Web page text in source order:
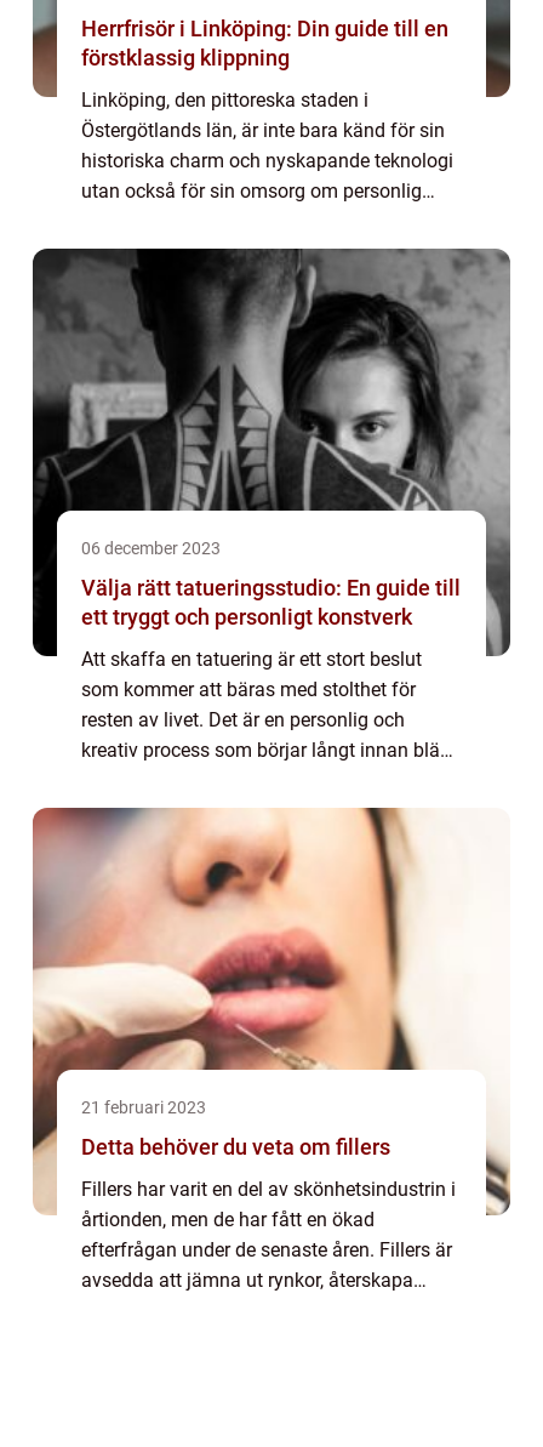
Herrfrisör i Linköping: Din guide till en
förstklassig klippning
Linköping, den pittoreska staden i
Östergötlands län, är inte bara känd för sin
historiska charm och nyskapande teknologi
utan också för sin omsorg om personlig
06 december 2023
Välja rätt tatueringsstudio: En guide till
ett tryggt och personligt konstverk
Att skaffa en tatuering är ett stort beslut
som kommer att bäras med stolthet för
resten av livet. Det är en personlig och
kreativ process som börjar långt innan bläck
21 februari 2023
Detta behöver du veta om fillers
Fillers har varit en del av skönhetsindustrin i
årtionden, men de har fått en ökad
efterfrågan under de senaste åren. Fillers är
avsedda att jämna ut rynkor, återskapa